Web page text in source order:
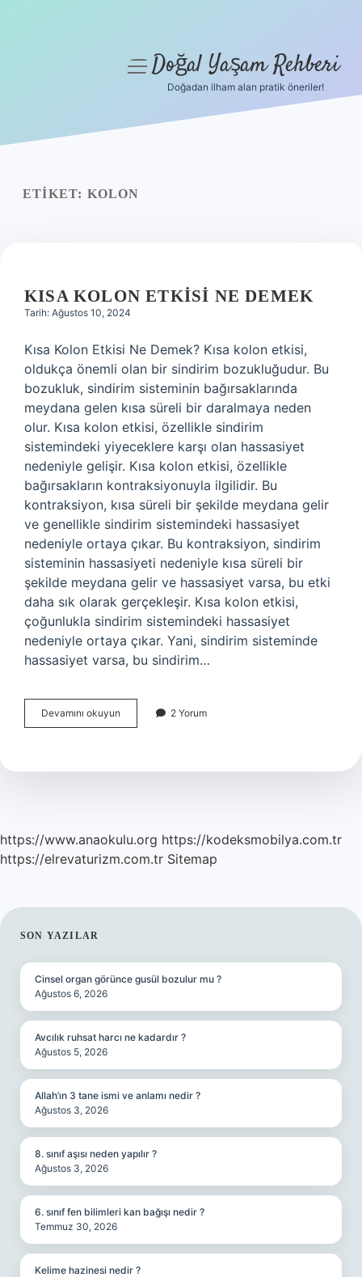
Yasal Uyarı
menüyüDoğal Yaşam Rehberi
Doğadan ilham alan pratik öneriler!
ETIKET: KOLON
KISA KOLON ETKISI NE DEMEK
Tarih: Ağustos 10, 2024
Kısa Kolon Etkisi Ne Demek? Kısa kolon etkisi,
oldukça önemli olan bir sindirim bozukluğudur. Bu
bozukluk, sindirim sisteminin bağırsaklarında
meydana gelen kısa süreli bir daralmaya neden
olur. Kısa kolon etkisi, özellikle sindirim
sistemindeki yiyeceklere karşı olan hassasiyet
nedeniyle gelişir. Kısa kolon etkisi, özellikle
bağırsakların kontraksiyonuyla ilgilidir. Bu
kontraksiyon, kısa süreli bir şekilde meydana gelir
ve genellikle sindirim sistemindeki hassasiyet
nedeniyle ortaya çıkar. Bu kontraksiyon, sindirim
sisteminin hassasiyeti nedeniyle kısa süreli bir
şekilde meydana gelir ve hassasiyet varsa, bu etki
daha sık olarak gerçekleşir. Kısa kolon etkisi,
çoğunlukla sindirim sistemindeki hassasiyet
nedeniyle ortaya çıkar. Yani, sindirim sisteminde
hassasiyet varsa, bu sindirim…
Devamını okuyun
kolon
demek
2 Yorum
https://www.anaokulu.org https://kodeksmobilya.com.tr
https://elrevaturizm.com.tr Sitemap
SIDEBAR
SON YAZILAR
Cinsel organ görünce gusül bozulur mu ?
Ağustos 6, 2026
Avcılık ruhsat harcı ne kadardır ?
Ağustos 5, 2026
Allah’ın 3 tane ismi ve anlamı nedir ?
Ağustos 3, 2026
8. sınıf aşısı neden yapılır ?
Ağustos 3, 2026
6. sınıf fen bilimleri kan bağışı nedir ?
Temmuz 30, 2026
Kelime hazinesi nedir ?